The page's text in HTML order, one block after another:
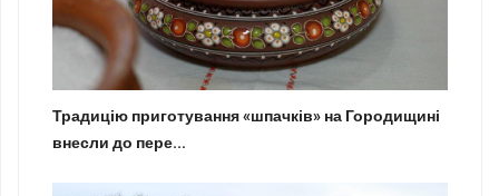
Традицію приготування «шпачків» на Городищині
внесли до пере...